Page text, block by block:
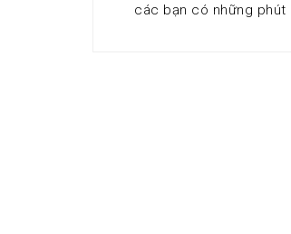
các bạn có những phút